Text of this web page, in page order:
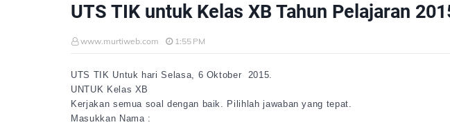
UTS TIK untuk Kelas XB Tahun Pelajaran
www.murtiweb.com 1:55 PM
UTS TIK Untuk hari Selasa, 6 Oktober 2015.
UNTUK Kelas XB
Kerjakan semua soal dengan baik. Pilihlah jawaban yang tepat.
Masukkan Nama :